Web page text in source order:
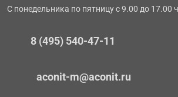
С понедельника по пятницу с 9.00 до 17.00
8 (495) 540-47-11
aconit-m@aconit.ru